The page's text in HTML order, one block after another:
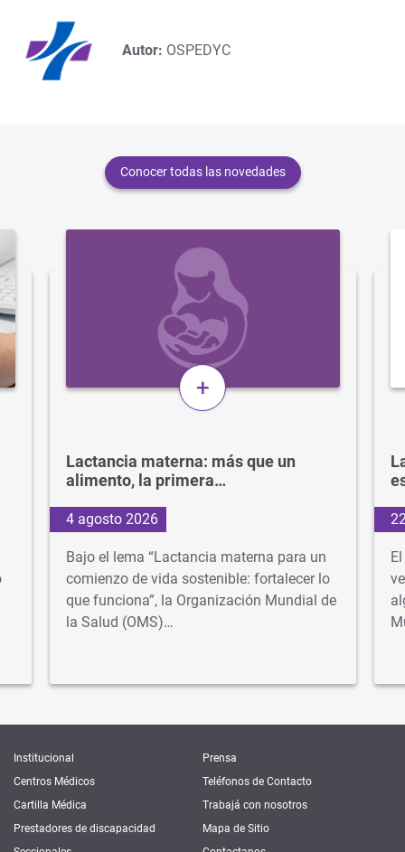
Autor: OSPEDYC
Conocer todas las novedades
+
Lactancia materna: más que un
alimento, la primera…
4 agosto 2026
Bajo el lema “Lactancia materna para un
comienzo de vida sostenible: fortalecer lo
que funciona”, la Organización Mundial de
la Salud (OMS)…
Institucional
Centros Médicos
Cartilla Médica
Prestadores de discapacidad
Prensa
Teléfonos de Contacto
Trabajá con nosotros
Mapa de Sitio